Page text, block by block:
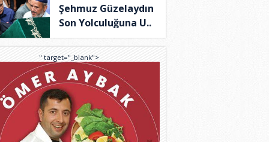
Şehmuz Güzelaydın
Son Yolculuğuna U..
" target="_blank">